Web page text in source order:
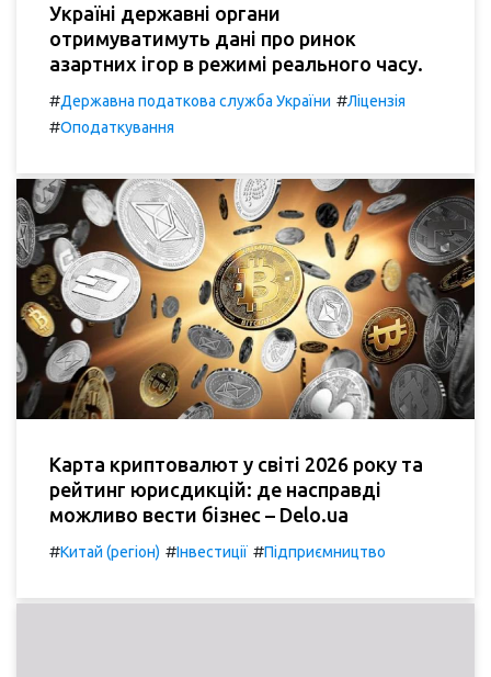
Україні державні органи
отримуватимуть дані про ринок
азартних ігор в режимі реального часу.
#Державна податкова служба України #Ліцензія
#Оподаткування
Карта криптовалют у світі 2026 року та
рейтинг юрисдикцій: де насправді
можливо вести бізнес – Delo.ua
#Китай (регіон) #Інвестиції #Підприємництво